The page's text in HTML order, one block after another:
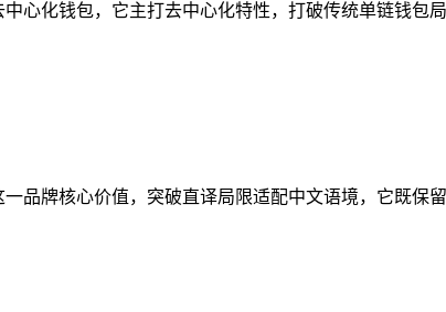
心化钱包，它主打去中心化特性，打破传统单链钱包
品牌核心价值，突破直译局限适配中文语境，它既保